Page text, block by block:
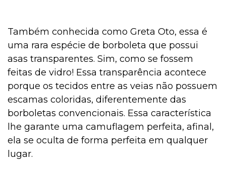
Também conhecida como Greta Oto, essa é
uma rara espécie de borboleta que possui
asas transparentes. Sim, como se fossem
feitas de vidro! Essa transparência acontece
porque os tecidos entre as veias não possuem
escamas coloridas, diferentemente das
borboletas convencionais. Essa característica
lhe garante uma camuflagem perfeita, afinal,
ela se oculta de forma perfeita em qualquer
lugar.